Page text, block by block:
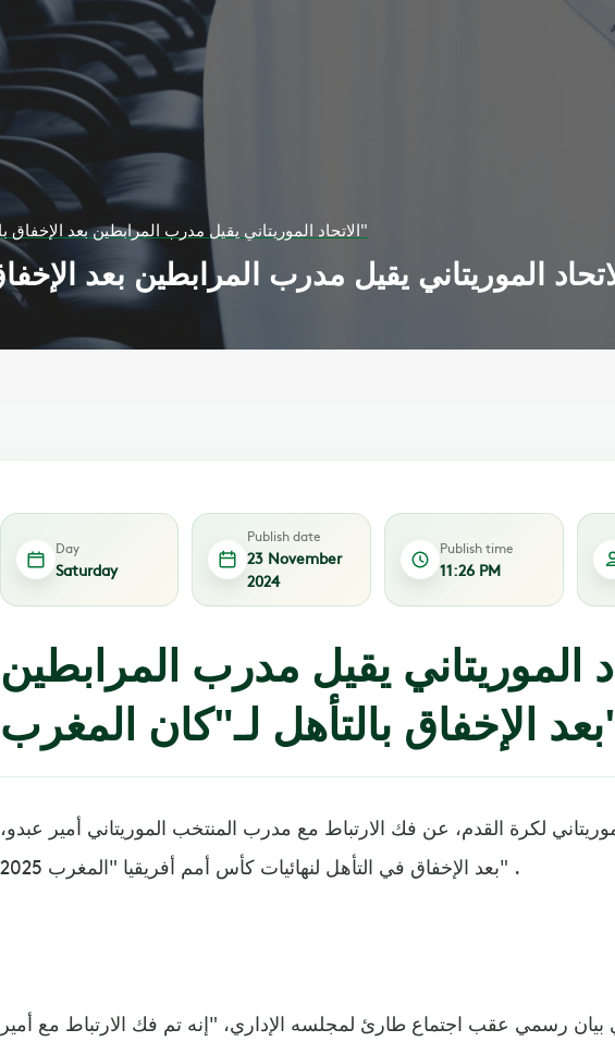
الاتحاد الموريتاني يقيل مدرب المرابطين بعد الإخفاق بالتأهل لـ"كان المغرب"
Day
Saturday
Publish date
23 November
2024
Publish time
11:26 PM
الموريتاني يقيل مدرب المرابطين
المغرب"
لكرة القدم، عن فك الارتباط مع مدرب المنتخب الموريتاني أمير عبدو،
بعد الإخفاق في التأهل لنهائيات كأس أمم أفريقيا "المغرب 2025" .
بيان رسمي عقب اجتماع طارئ لمجلسه الإداري، "إنه تم فك الارتباط مع أمير